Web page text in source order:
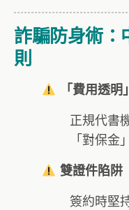
詐騙防身術：
則
「費用透
正規代書
「對保金」
雙證件陷阱
簽約時堅